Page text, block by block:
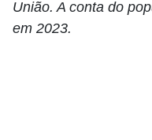
União. A conta do
em 2023.